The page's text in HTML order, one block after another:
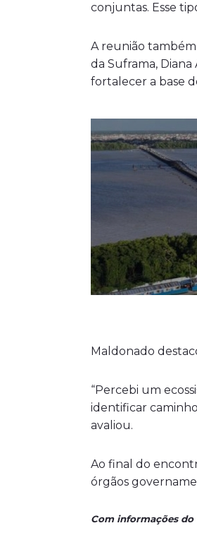
conjuntas. Esse
A reunião
da Suframa,
fortalecer a base
Maldonado
“Percebi um
identificar
avaliou.
Ao final do
órgãos
Com informações do